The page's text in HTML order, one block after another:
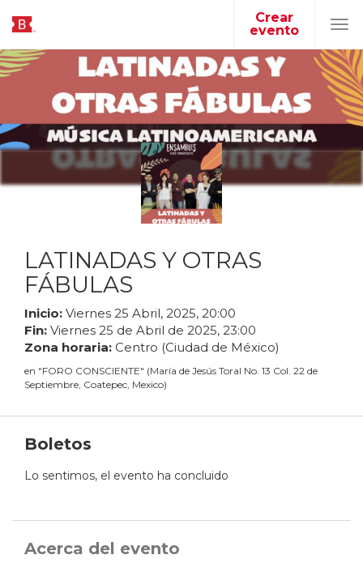
Crear
evento
LATINADAS Y OTRAS
FÁBULAS
Inicio: Viernes 25 Abril, 2025, 20:00
Fin: Viernes 25 de Abril de 2025, 23:00
Zona horaria: Centro (Ciudad de México)
en "FORO CONSCIENTE" (María de Jesús Toral No. 13 Col. 22 de
Septiembre, Coatepec, Mexico)
Boletos
Lo sentimos, el evento ha concluido
Acerca del evento